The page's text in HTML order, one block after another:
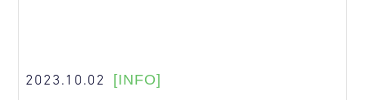
2023.10.02 [INFO]